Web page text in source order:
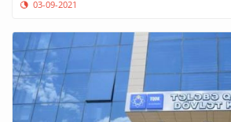
03-09-2021